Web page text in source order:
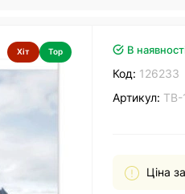
Хіт Top В
Код: 126233
Артикул: ТВ-
Ціна